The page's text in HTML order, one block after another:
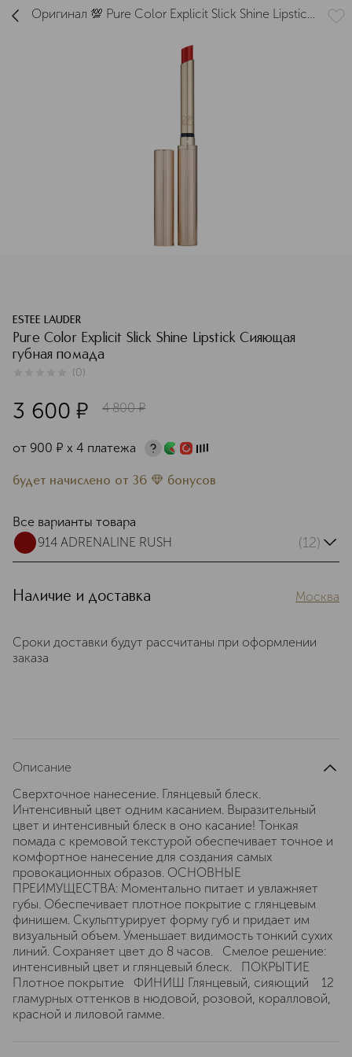
Оригинал 💯 Pure Color Explicit Slick Shine Lipstick
магазине ИЛЬ ДЕ БОТЭ с доставкой.
Pure Color Explicit Slick Shine Lipstick Сияющая губная
ESTEE LAUDER
Pure Color Explicit Slick Shine Lipstick Сияющая
губная помада
(0)
3 600 ¤ 4 800 ¤
от 900 ¤ х 4 платежа
будет начислено от 36 бонусов
Все варианты товара
914 ADRENALINE RUSH
(12)
Наличие и доставка Москва
Сроки доставки будут рассчитаны при оформлении
заказа
Описание
Сверхточное нанесение. Глянцевый блеск.
Интенсивный цвет одним касанием. Выразительный
цвет и интенсивный блеск в оно касание! Тонкая
помада с кремовой текстурой обеспечивает точное и
комфортное нанесение для создания самых
провокационных образов. ОСНОВНЫЕ
ПРЕИМУЩЕСТВА: Моментально питает и увлажняет
губы. Обеспечивает плотное покрытие с глянцевым
финишем. Скульптурирует форму губ и придает им
визуальный объем. Уменьшает видимость тонкий сухих
линий. Сохраняет цвет до 8 часов. Смелое решение:
интенсивный цвет и глянцевый блеск. ПОКРЫТИЕ
Плотное покрытие ФИНИШ Глянцевый, сияющий 12
гламурных оттенков в нюдовой, розовой, коралловой,
красной и лиловой гамме.